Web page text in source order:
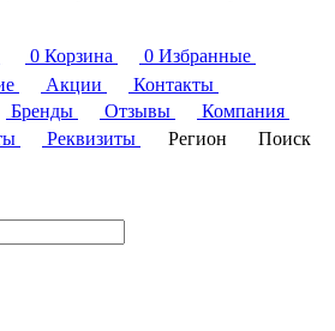
0 Корзина 0 Избранные
Акции
Контакты
Бренды Отзывы
Компания
Реквизиты Регион
Поиск